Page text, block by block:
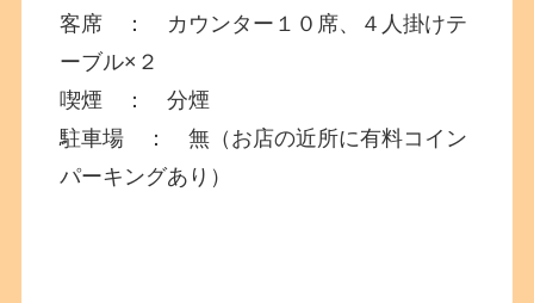
客席 ： カウンター１０席、４人掛けテ
ーブル×２
喫煙 ： 分煙
駐車場 ： 無（お店の近所に有料コイン
パーキングあり）